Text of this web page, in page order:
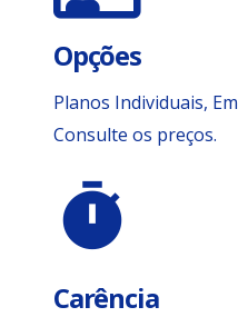
Opções
Planos Individuais,
Consulte os preços.
timer
Carência